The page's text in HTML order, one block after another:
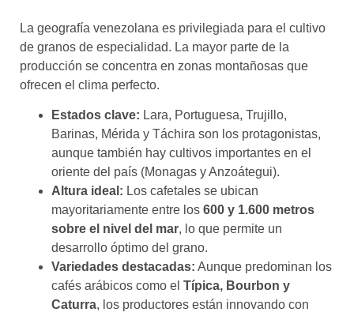
La geografía venezolana es privilegiada para el cultivo
de granos de especialidad. La mayor parte de la
producción se concentra en zonas montañosas que
ofrecen el clima perfecto.
Estados clave: Lara, Portuguesa, Trujillo,
Barinas, Mérida y Táchira son los protagonistas,
aunque también hay cultivos importantes en el
oriente del país (Monagas y Anzoátegui).
Altura ideal: Los cafetales se ubican
mayoritariamente entre los 600 y 1.600 metros
sobre el nivel del mar, lo que permite un
desarrollo óptimo del grano.
Variedades destacadas: Aunque predominan los
cafés arábicos como el Típica, Bourbon y
Caturra, los productores están innovando con